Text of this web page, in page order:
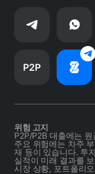
P2P
위험 고지
P2P/P2B 대출에는
주요 위험에는 차주
재 등이 있습니다. 투
실적이 미래 결과를
시장 상황, 포트폴리